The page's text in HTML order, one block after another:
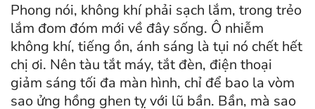
Phong nói, không khí phải sạch lắm, trong trẻo
lắm đom đóm mới về đây sống. Ô nhiễm
không khí, tiếng ồn, ánh sáng là tụi nó chết hết
chị ơi. Nên tàu tắt máy, tắt đèn, điện thoại
giảm sáng tối đa màn hình, chỉ để bao la vòm
sao ửng hồng ghen tỵ với lũ bần. Bần, mà sao